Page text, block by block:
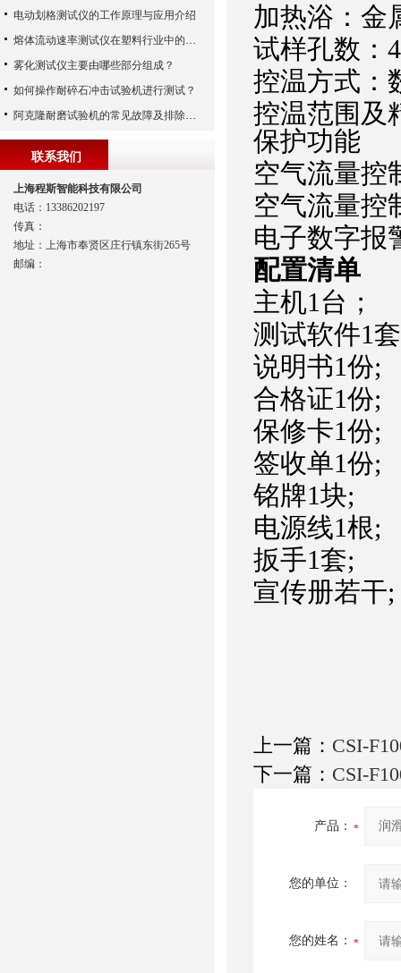
加热浴：金
试样孔数：
控温方式：
控温范围及
保护功能
空气流量控
空气流量控
电子数字报
配置清单
主机1台；
测试软件1
说明书1份;
合格证1份;
保修卡1份;
签收单1份;
铭牌1块;
电源线1根;
扳手1套;
宣传册若干;
上一篇： CSI-
下一篇： CSI-
产品：
您的单位：
您的姓名：
电动划格测试仪的工作原理与应用介绍
熔体流动速率测试仪在塑料行业中的应用
雾化测试仪主要由哪些部分组成？
如何操作耐碎石冲击试验机进行测试？
阿克隆耐磨试验机的常见故障及排除方法
联系我们
上海程斯智能科技有限公司
电话：13386202197
传真：
地址：上海市奉贤区庄行镇东街265号
邮编：